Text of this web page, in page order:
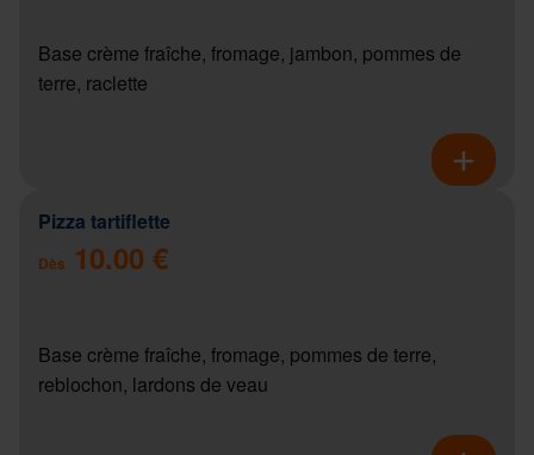
Base crème fraîche, fromage, jambon, pommes de
terre, raclette
Pizza tartiflette
Dès 10.00 €
Base crème fraîche, fromage, pommes de terre,
reblochon, lardons de veau